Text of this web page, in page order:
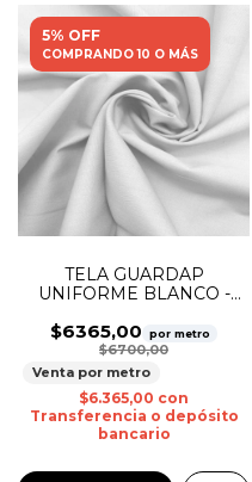
5% OFF
COMPRANDO 10 O MÁS
TELA GUARDAP
UNIFORME BLANCO -
$6365,00 por metro
$6700,00
Venta por metro
$6.365,00 con
Transferencia o depósito
bancario